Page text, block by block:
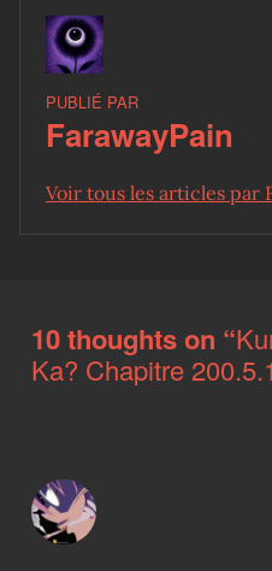
PUBLIÉ PAR
FarawayPain
Voir tous les articles par
10 thoughts on “
Ka? Chapitre